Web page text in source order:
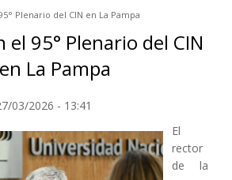
aquí
Plenario del CIN en La Pampa
el 95° Plenario del CIN
en La Pampa
03/2026 - 13:41
El
rector
de la